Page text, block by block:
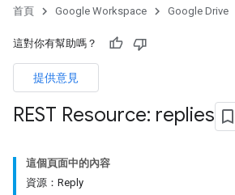
首頁 Google Workspace Google Drive
這對你有幫助嗎？
提供意見
REST Resource: replies
這個頁面中的內容
資源：Reply